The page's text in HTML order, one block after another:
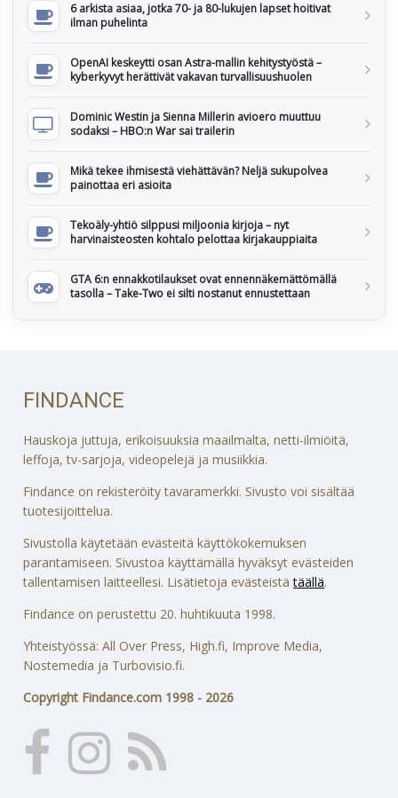
6 arkista asiaa, jotka 70- ja 80-lukujen lapset hoitivat
ilman puhelinta
OpenAI keskeytti osan Astra-mallin kehitystyöstä –
kyberkyvyt herättivät vakavan turvallisuushuolen
Dominic Westin ja Sienna Millerin avioero muuttuu
sodaksi – HBO:n War sai trailerin
Mikä tekee ihmisestä viehättävän? Neljä sukupolvea
painottaa eri asioita
Tekoäly-yhtiö silppusi miljoonia kirjoja – nyt
harvinaisteosten kohtalo pelottaa kirjakauppiaita
GTA 6:n ennakkotilaukset ovat ennennäkemättömällä
tasolla – Take-Two ei silti nostanut ennustettaan
FINDANCE
Hauskoja juttuja, erikoisuuksia maailmalta, netti-ilmiöitä,
leffoja, tv-sarjoja, videopelejä ja musiikkia.
Findance on rekisteröity tavaramerkki. Sivusto voi sisältää
tuotesijoittelua.
Sivustolla käytetään evästeitä käyttökokemuksen
parantamiseen. Sivustoa käyttämällä hyväksyt evästeiden
tallentamisen laitteellesi. Lisätietoja evästeistätäällä.
Findance on perustettu 20. huhtikuuta 1998.
Yhteistyössä: All Over Press, High.fi, Improve Media,
Nostemedia ja Turbovisio.fi.
Copyright Findance.com 1998 - 2026